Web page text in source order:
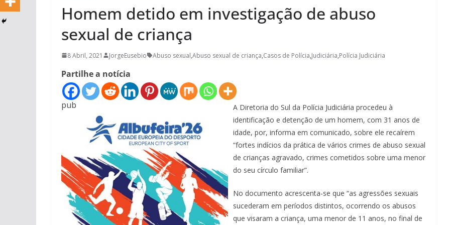
Homem detido em investigação de abuso
sexual de criança
8 Abril, 2021 JorgeEusebio Abuso sexual,Abuso sexual de criança,Casos de Polícia,Judiciária,Polícia Judiciária
Partilhe a notícia
pub
A Diretoria do Sul da Polícia Judiciária procedeu à
identificação e detenção de um homem, com 31 anos de
idade, por, informa em comunicado, sobre ele recaírem
“fortes indícios da prática de vários crimes de abuso sexual
de crianças agravado, crimes cometidos sobre uma menor
do seu círculo familiar”.
No documento acrescenta-se que “as agressões sexuais
sucederam em períodos distintos, ocorrendo os abusos
que visaram a criança, uma menor de 11 anos, no final de